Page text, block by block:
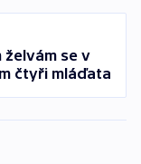
se v
čtyři mláďata